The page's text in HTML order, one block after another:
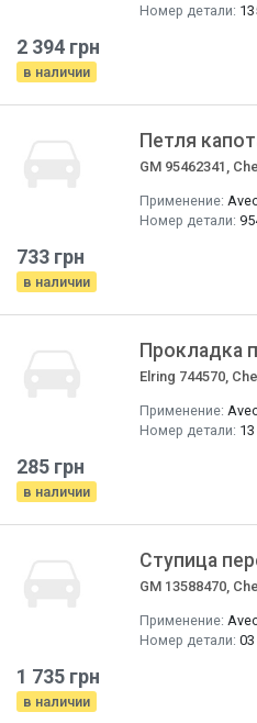
Номер детали:
2 394 грн
в наличии
Петля
GM 95462341,
Применение:
Номер детали:
733 грн
в наличии
Прокладка
Elring 744570,
Применение:
Номер детали:
285 грн
в наличии
Ступица
GM 13588470,
Применение:
Номер детали:
1 735 грн
в наличии